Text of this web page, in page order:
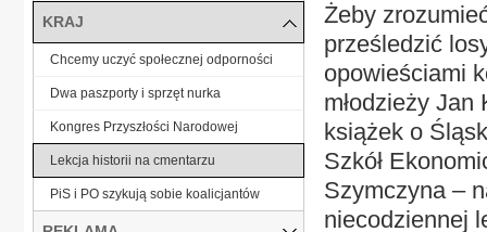
Żeby
prześledzić
opowieściami
młodzieży
książek o
Szkół
Szymczyna –
niecodziennej
KRAJ
Chcemy uczyć społecznej odporności
Dwa paszporty i sprzęt nurka
Kongres Przyszłości Narodowej
Lekcja historii na cmentarzu
PiS i PO szykują sobie koalicjantów